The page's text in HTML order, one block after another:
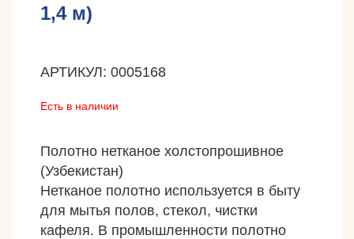
1,4 м)
АРТИКУЛ: 0005168
Есть в наличии
Полотно нетканое холстопрошивное
(Узбекистан)
Нетканое полотно используется в быту
для мытья полов, стекол, чистки
кафеля. В промышленности полотно